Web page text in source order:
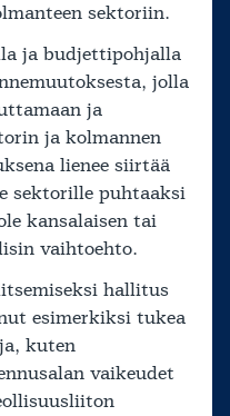
sektoriin.
ja budjettipohjalla
jolla
ja
ja kolmannen
lienee siirtää
sektorille puhtaaksi
kansalaisen tai
vaihtoehto.
hallitus
esimerkiksi tukea
kuten
vaikeudet